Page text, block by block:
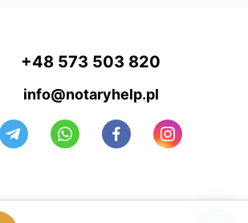
+48 573 503 820
info@notaryhelp.pl